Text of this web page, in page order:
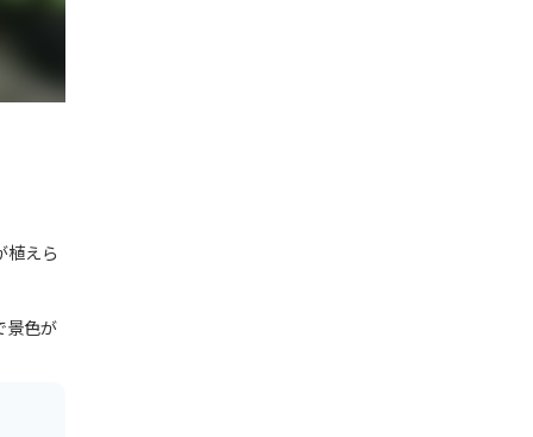
植えら
景色が